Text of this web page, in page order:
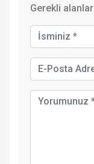
Gerekli alanlar